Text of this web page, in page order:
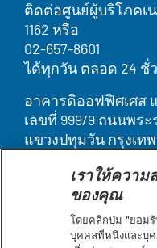
ติดต่อศูนย์ผู้บริโภคเ
1162 หรือ
02-657-8601
ได้ทุกวัน ตลอด 24 ชั่
อาคารดิออฟฟิศเศส
เลขที่ 999/9 ถนนพระ
แขวงปทุมวัน กรุงเทพ
บุคคลากรของเรา
ประกาศเกี่ยวกับคุกกี้
เราให้ควา
ของคุณ
โดยคลิกปุ่ม "ยอม
บุคคลที่หนึ่งและบุ